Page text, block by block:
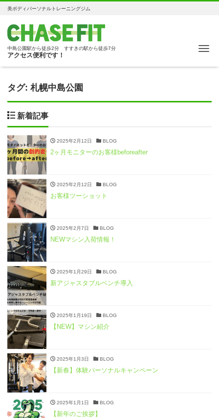
美ボディパーソナルトレーニングジム
中島公園駅から徒歩2分 すすきの駅から徒歩7分
アクセス便利です！
タグ: 札幌中島公園
新着記事
2025年2月12日 BLOG
2ヶ月モニターのお客様beforeafter
2025年2月12日 BLOG
お客様ツーショット
2025年2月7日 BLOG
NEWマシン入荷情報！
2025年1月29日 BLOG
新アジャスタブルベンチ導入
2025年1月19日 BLOG
【NEW】マシン紹介
2025年1月3日 BLOG
【新春】体験パーソナルキャンペーン
2025年1月1日 BLOG
【新年のご挨拶】